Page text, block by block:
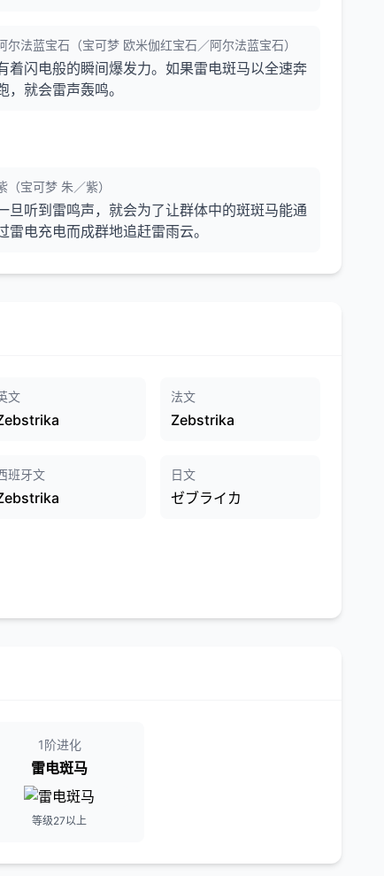
尔法蓝宝石（宝可梦 欧米伽红宝石／阿尔法蓝宝石）
着闪电般的瞬间爆发力。如果雷电斑马以全速奔
，就会雷声轰鸣。
（宝可梦 朱／紫）
旦听到雷鸣声，就会为了让群体中的斑斑马能通
雷电充电而成群地追赶雷雨云。
文 法文
Zebstrika
班牙文 日文
ゼブライカ
1阶进化
雷电斑马
等级27以上